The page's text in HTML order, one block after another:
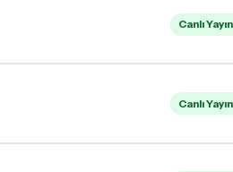
Canlı
Canlı